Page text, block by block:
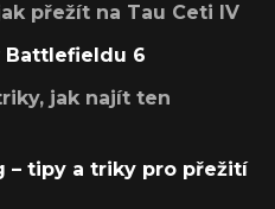
přežít na Tau Ceti IV
Battlefieldu 6
jak najít ten
– tipy a triky pro přežití